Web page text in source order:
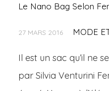
Le Nano Bag Selon
27 MARS 2016 MODE
Il est un sac qu’il ne
par Silvia Venturini